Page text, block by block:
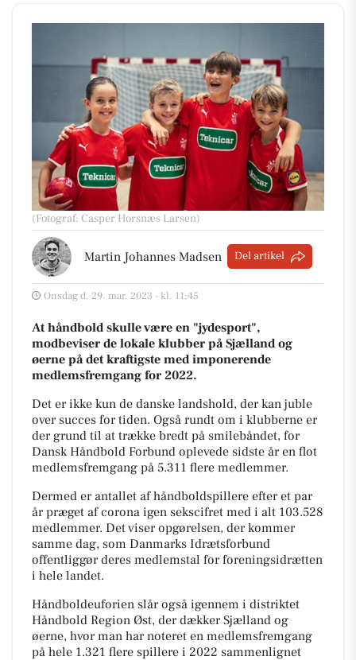
(Fotograf: Casper Horsnæs Larsen)
Martin Johannes Madsen Del artikel
Onsdag d. 29. mar. 2023 - kl. 11:45
At håndbold skulle være en "jydesport",
modbeviser de lokale klubber på Sjælland og
øerne på det kraftigste med imponerende
medlemsfremgang for 2022.
Det er ikke kun de danske landshold, der kan juble
over succes for tiden. Også rundt om i klubberne er
der grund til at trække bredt på smilebåndet, for
Dansk Håndbold Forbund oplevede sidste år en flot
medlemsfremgang på 5.311 flere medlemmer.
Dermed er antallet af håndboldspillere efter et par
år præget af corona igen sekscifret med i alt 103.528
medlemmer. Det viser opgørelsen, der kommer
samme dag, som Danmarks Idrætsforbund
offentliggør deres medlemstal for foreningsidrætten
i hele landet.
Håndboldeuforien slår også igennem i distriktet
Håndbold Region Øst, der dækker Sjælland og
øerne, hvor man har noteret en medlemsfremgang
på hele 1.321 flere spillere i 2022 sammenlignet